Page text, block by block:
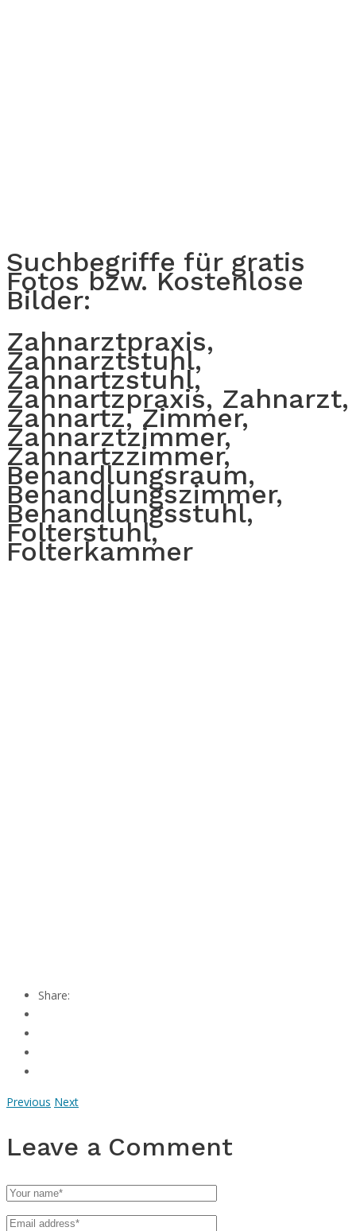
Suchbegriffe für gratis
Fotos bzw. Kostenlose
Bilder:
Zahnarztpraxis,
Zahnarztstuhl,
Zahnartzstuhl,
Zahnartzpraxis, Zahnarzt,
Zahnartz, Zimmer,
Zahnarztzimmer,
Zahnartzzimmer,
Behandlungsraum,
Behandlungszimmer,
Behandlungsstuhl,
Folterstuhl,
Folterkammer
Share:
Previous Next
Leave a Comment